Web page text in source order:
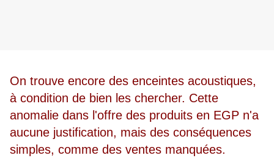
On trouve encore des enceintes acoustiques,
à condition de bien les chercher. Cette
anomalie dans l'offre des produits en EGP n'a
aucune justification, mais des conséquences
simples, comme des ventes manquées.